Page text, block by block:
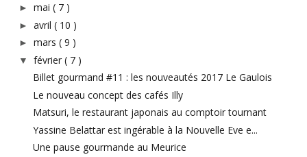
► mai ( 7 )
► avril ( 10 )
► mars ( 9 )
▼ février ( 7 )
Billet gourmand #11 : les nouveautés 2017 Le Gaulois
Le nouveau concept des cafés Illy
Matsuri, le restaurant japonais au comptoir tournant
Yassine Belattar est ingérable à la Nouvelle Eve e...
Une pause gourmande au Meurice